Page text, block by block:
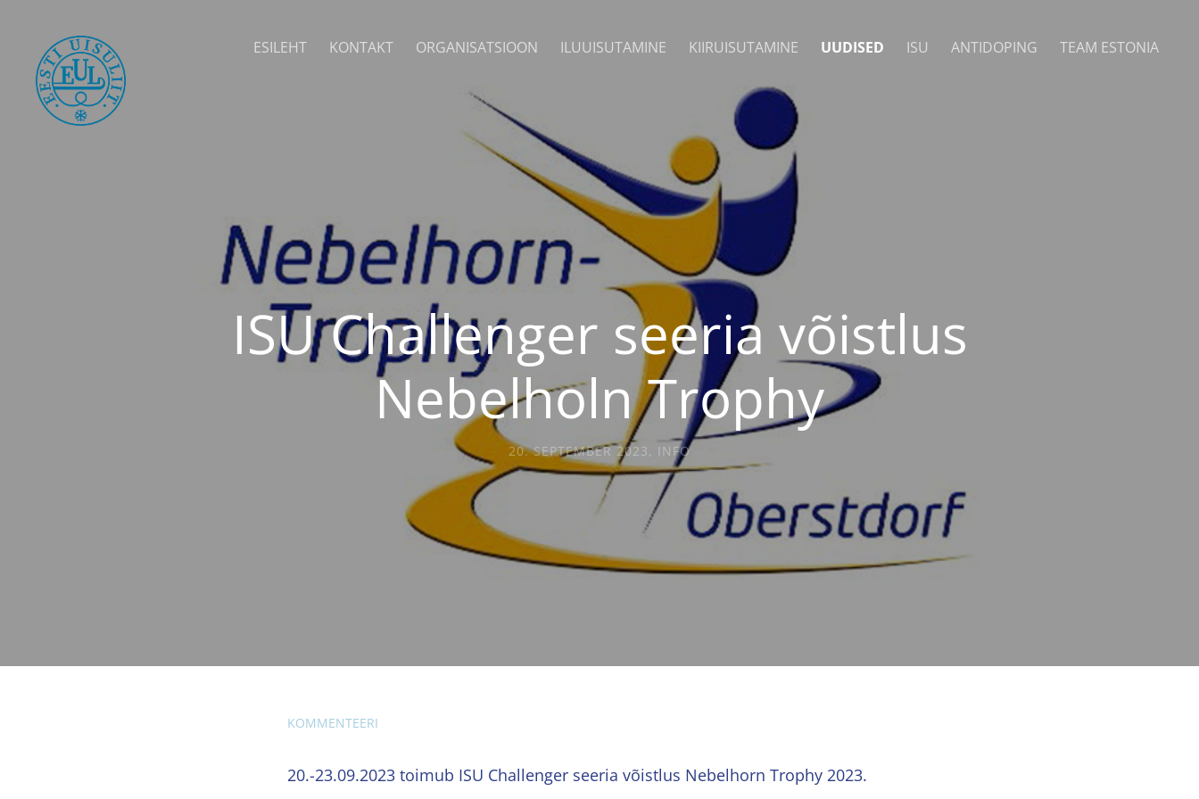
ESILEHT KONTAKT ORGANISATSIOON ILUUISUTAMINE KIIRUISUTAMINE UUDISED ISU ANTIDOPING TEAM ESTONIA
ISU Challenger seeria võistlus
Nebelholn Trophy
20. SEPTEMBER 2023, INFO
KOMMENTEERI
20.-23.09.2023 toimub ISU Challenger seeria võistlus Nebelhorn Trophy 2023.